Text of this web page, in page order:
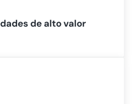
de alto valor